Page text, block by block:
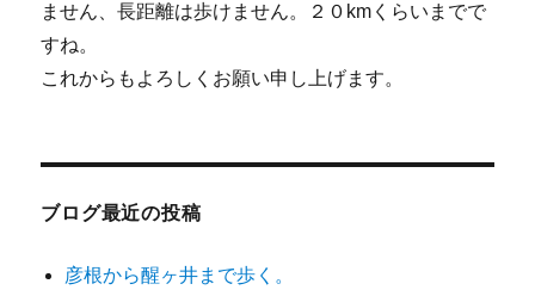
ません、長距離は歩けません。２０kmくらいまでで
すね。
これからもよろしくお願い申し上げます。
ブログ最近の投稿
彦根から醒ヶ井まで歩く。